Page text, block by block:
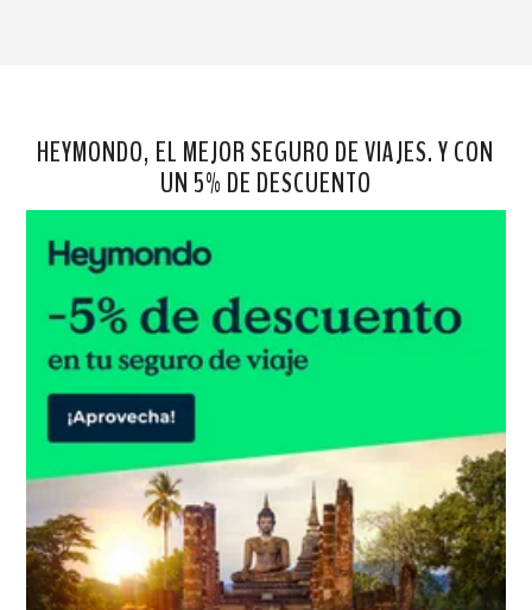
HEYMONDO, EL MEJOR SEGURO DE VIAJES. Y CON
UN 5% DE DESCUENTO